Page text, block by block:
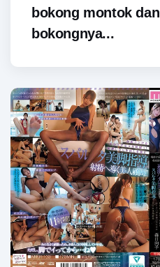
bokong montok
bokongnya...